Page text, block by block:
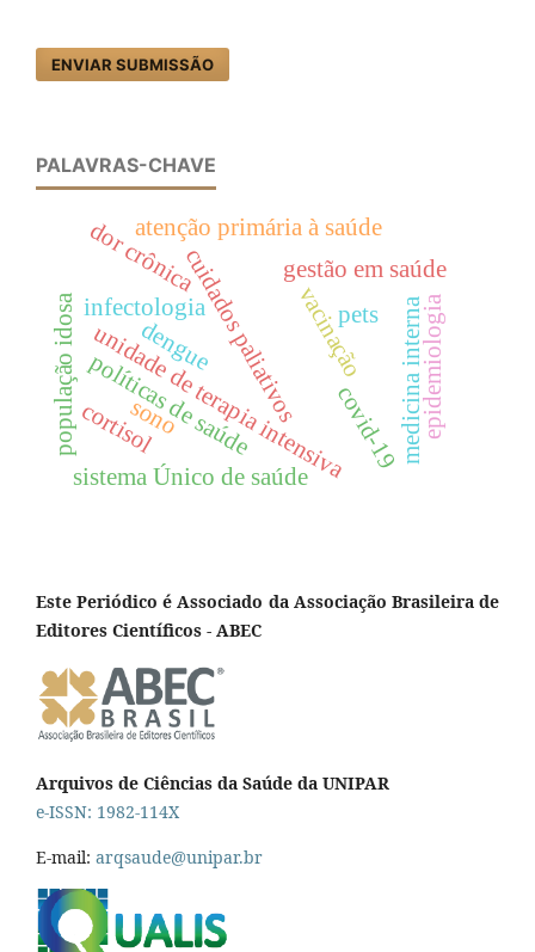
ENVIAR SUBMISSÃO
PALAVRAS-CHAVE
unidade de terapia intensiva
cuidados paliativos
atenção primária à saúde
sistema Único de saúde
políticas de saúde
gestão em saúde
vacinação
covid-19
população idosa medicina interna
infectologia
sono epidemiologia
dengue
dor crônica
cortisol
pets
Este Periódico é Associado da Associação Brasileira de
Editores Científicos - ABEC
Arquivos de Ciências da Saúde da UNIPAR
e-ISSN: 1982-114X
E-mail: arqsaude@unipar.br